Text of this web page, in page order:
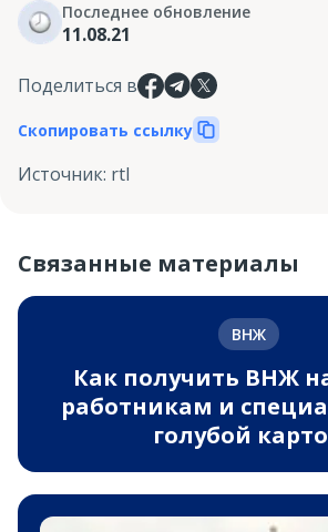
Последнее обновление
11.08.21
Поделиться в
Скопировать ссылку
Источник: rtl
Связанные материалы
ВНЖ
Как получить ВНЖ
работникам и
голубой